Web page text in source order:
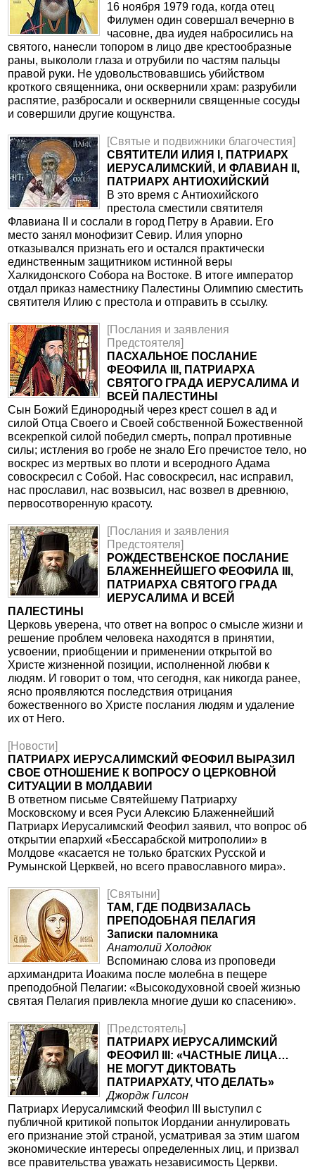
16 ноября 1979 года, когда отец
Филумен один совершал вечерню в
часовне, два иудея набросились на
святого, нанесли топором в лицо две крестообразные
раны, выкололи глаза и отрубили по частям пальцы
правой руки. Не удовольствовавшись убийством
кроткого священника, они осквернили храм: разрубили
распятие, разбросали и осквернили священные сосуды
и совершили другие кощунства.
[Святые и подвижники благочестия]
CВЯТИТЕЛИ ИЛИЯ I, ПАТРИАРХ
ИЕРУСАЛИМСКИЙ, И ФЛАВИАН II,
ПАТРИАРХ АНТИОХИЙСКИЙ
В это время с Антиохийского
престола сместили святителя
Флавиана II и сослали в город Петру в Аравии. Его
место занял монофизит Севир. Илия упорно
отказывался признать его и остался практически
единственным защитником истинной веры
Халкидонского Собора на Востоке. В итоге император
отдал приказ наместнику Палестины Олимпию сместить
святителя Илию с престола и отправить в ссылку.
[Послания и заявления
Предстоятеля]
ПАСХАЛЬНОЕ ПОСЛАНИЕ
ФЕОФИЛА III, ПАТРИАРХА
СВЯТОГО ГРАДА ИЕРУСАЛИМА И
ВСЕЙ ПАЛЕСТИНЫ
Сын Божий Единородный через крест сошел в ад и
силой Отца Своего и Своей собственной Божественной
всекрепкой силой победил смерть, попрал противные
силы; истления во гробе не знало Его пречистое тело, но
воскрес из мертвых во плоти и всеродного Адама
совоскресил с Собой. Нас совоскресил, нас исправил,
нас прославил, нас возвысил, нас возвел в древнюю,
первосотворенную красоту.
[Послания и заявления
Предстоятеля]
РОЖДЕСТВЕНСКОЕ ПОСЛАНИЕ
БЛАЖЕННЕЙШЕГО ФЕОФИЛА III,
ПАТРИАРХА СВЯТОГО ГРАДА
ИЕРУСАЛИМА И ВСЕЙ
ПАЛЕСТИНЫ
Церковь уверена, что ответ на вопрос о смысле жизни и
решение проблем человека находятся в принятии,
усвоении, приобщении и применении открытой во
Христе жизненной позиции, исполненной любви к
людям. И говорит о том, что сегодня, как никогда ранее,
ясно проявляются последствия отрицания
божественного во Христе послания людям и удаление
их от Него.
[Новости]
ПАТРИАРХ ИЕРУСАЛИМСКИЙ ФЕОФИЛ ВЫРАЗИЛ
СВОЕ ОТНОШЕНИЕ К ВОПРОСУ О ЦЕРКОВНОЙ
СИТУАЦИИ В МОЛДАВИИ
В ответном письме Святейшему Патриарху
Московскому и всея Руси Алексию Блаженнейший
Патриарх Иерусалимский Феофил заявил, что вопрос об
открытии епархий «Бессарабской митрополии» в
Молдове «касается не только братских Русской и
Румынской Церквей, но всего православного мира».
[Святыни]
ТАМ, ГДЕ ПОДВИЗАЛАСЬ
ПРЕПОДОБНАЯ ПЕЛАГИЯ
Записки паломника
Анатолий Холодюк
Вспоминаю слова из проповеди
архимандрита Иоакима после молебна в пещере
преподобной Пелагии: «Высокодуховной своей жизнью
святая Пелагия привлекла многие души ко спасению».
[Предстоятель]
ПАТРИАРХ ИЕРУСАЛИМСКИЙ
ФЕОФИЛ III: «ЧАСТНЫЕ ЛИЦА…
НЕ МОГУТ ДИКТОВАТЬ
ПАТРИАРХАТУ, ЧТО ДЕЛАТЬ»
Джордж Гилсон
Патриарх Иерусалимский Феофил III выступил с
публичной критикой попыток Иордании аннулировать
его признание этой страной, усматривая за этим шагом
экономические интересы определенных лиц, и призвал
все правительства уважать независимость Церкви.